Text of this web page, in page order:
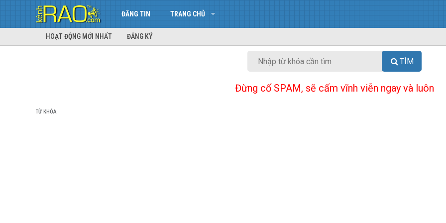
ĐĂNG TIN TRANG CHỦ
HOẠT ĐỘNG MỚI NHẤT ĐĂNG KÝ
TÌM
Đừng cố SPAM, sẽ cấm vĩnh viễn ngay và luôn
TỪ KHÓA